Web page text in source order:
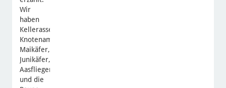
Wir
haben
Kellerasseln,
Knotenameisen,
Maikäfer,
Junikäfer,
Aasfliegen
und die